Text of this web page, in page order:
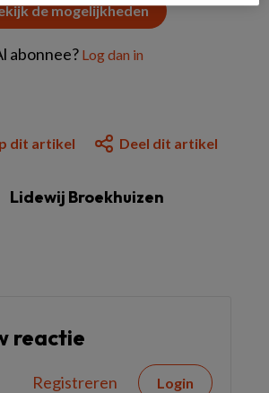
de mogelijkheden
abonnee? Log dan in
dit artikel Deel dit artikel
Lidewij Broekhuizen
reactie
Registreren Login